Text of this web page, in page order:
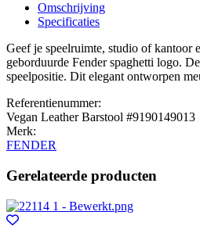
Omschrijving
Specificaties
Geef je speelruimte, studio of kantoor
geborduurde Fender spaghetti logo.
speelpositie. Dit elegant ontworpen
Referentienummer:
Vegan Leather Barstool #9190149013
Merk:
FENDER
Gerelateerde producten